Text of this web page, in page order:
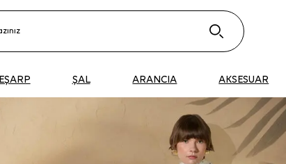
EŞARP ŞAL ARANCIA AKSESUAR